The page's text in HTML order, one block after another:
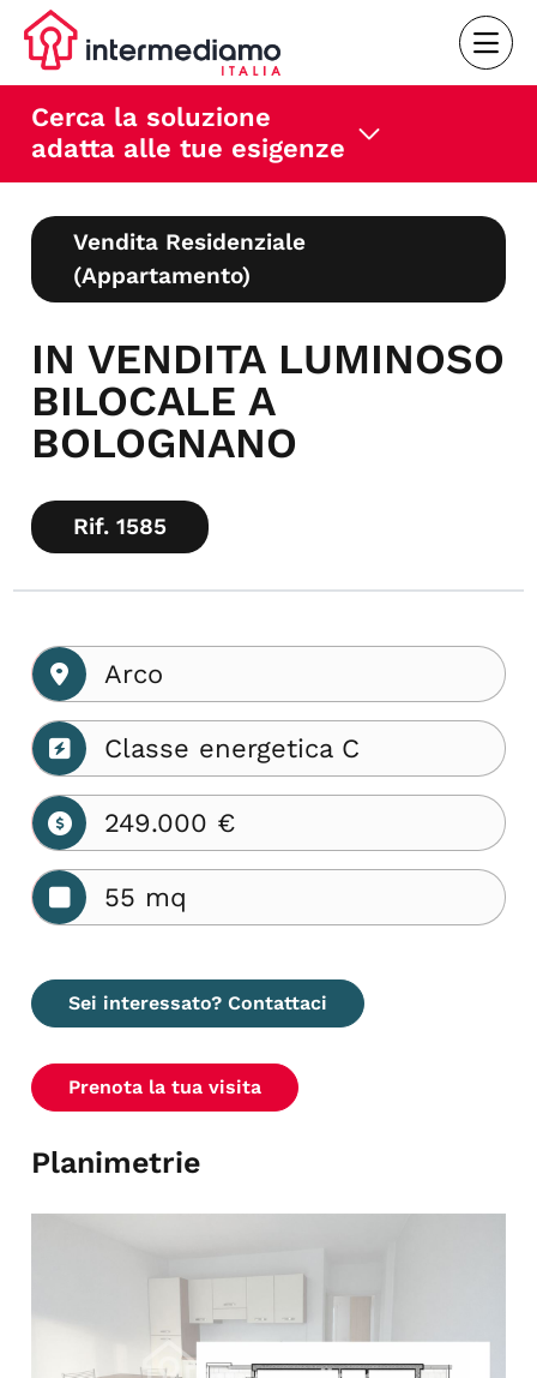
Cerca la soluzione
adatta alle tue esigenze
Vendita Residenziale
(Appartamento)
IN VENDITA LUMINOSO
BILOCALE A
BOLOGNANO
Rif. 1585
Arco
Classe energetica C
249.000 €
55 mq
Sei interessato? Contattaci
Prenota la tua visita
Planimetrie